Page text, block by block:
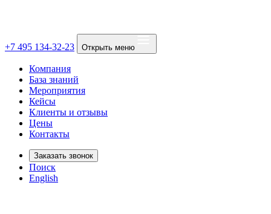
+7 495 134-32-23 Открыть меню
Компания
База знаний
Мероприятия
Кейсы
Клиенты и отзывы
Цены
Контакты
Заказать звонок
Поиск
English